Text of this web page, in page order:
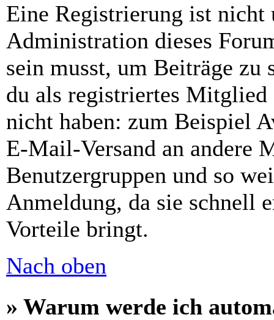
Eine Registrierung ist
Administration dieses
sein musst, um Beiträge
du als registriertes Mitglied
nicht haben: zum Beispiel
E-Mail-Versand an andere
Benutzergruppen und so
Anmeldung, da sie schnell
Vorteile bringt.
Nach oben
» Warum werde ich